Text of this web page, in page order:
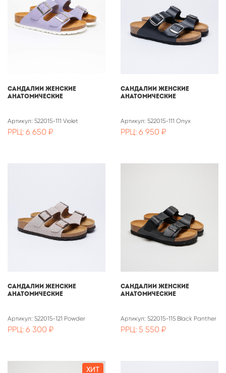
САНДАЛИИ ЖЕНСКИЕ
АНАТОМИЧЕСКИЕ
Артикул: 522015-111 Violet
РРЦ: 6 650 ₽
Сандалии женские
анатомические
Артикул: 522015-111 Onyx
РРЦ: 6 950 ₽
Сандалии женские
анатомические
Артикул: 522015-121 Powder
РРЦ: 6 300 ₽
САНДАЛИИ ЖЕНСКИЕ
АНАТОМИЧЕСКИЕ
Артикул: 522015-115 Black Panther
РРЦ: 5 550 ₽
ХИТ